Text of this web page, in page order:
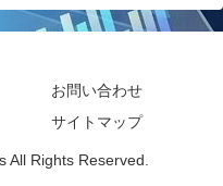
お問い合わせ
サイトマップ
All Rights Reserved.